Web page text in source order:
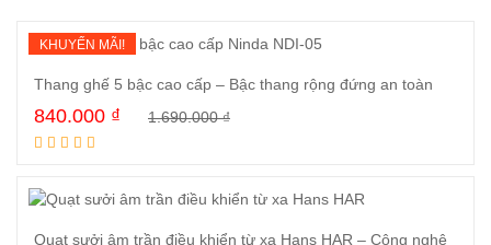
KHUYẾN MÃI!
Thang ghế 5 bậc cao cấp – Bậc thang rộng đứng an toàn
1.690.000₫
840.000 ₫
Quạt sưởi âm trần điều khiển từ xa Hans HAR – Công nghệ